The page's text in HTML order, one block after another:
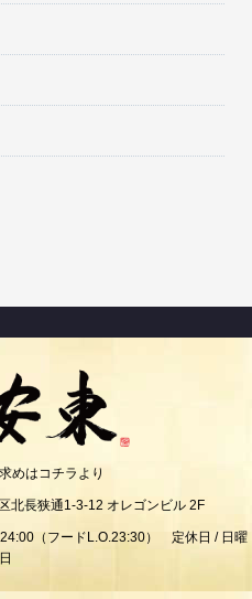
めはコチラより
長狭通1-3-12 オレゴンビル 2F
（フードL.O.23:30） 定休日 / 日曜
日